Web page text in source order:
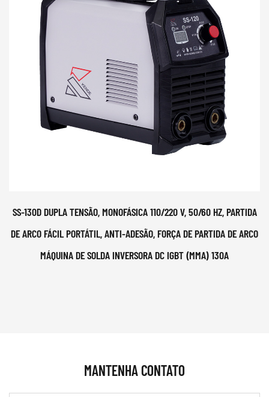
SS-130D DUPLA TENSÃO, MONOFÁSICA 110/220 V, 50/60 HZ, PARTIDA
DE ARCO FÁCIL PORTÁTIL, ANTI-ADESÃO, FORÇA DE PARTIDA DE ARCO
MÁQUINA DE SOLDA INVERSORA DC IGBT (MMA) 130A
MANTENHA CONTATO